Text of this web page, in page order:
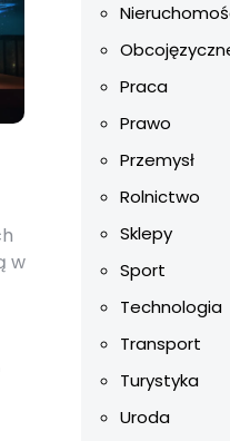
w
Praca
Prawo
Przemysł
Rolnictwo
Sklepy
Sport
Technologia
Transport
Turystyka
Uroda